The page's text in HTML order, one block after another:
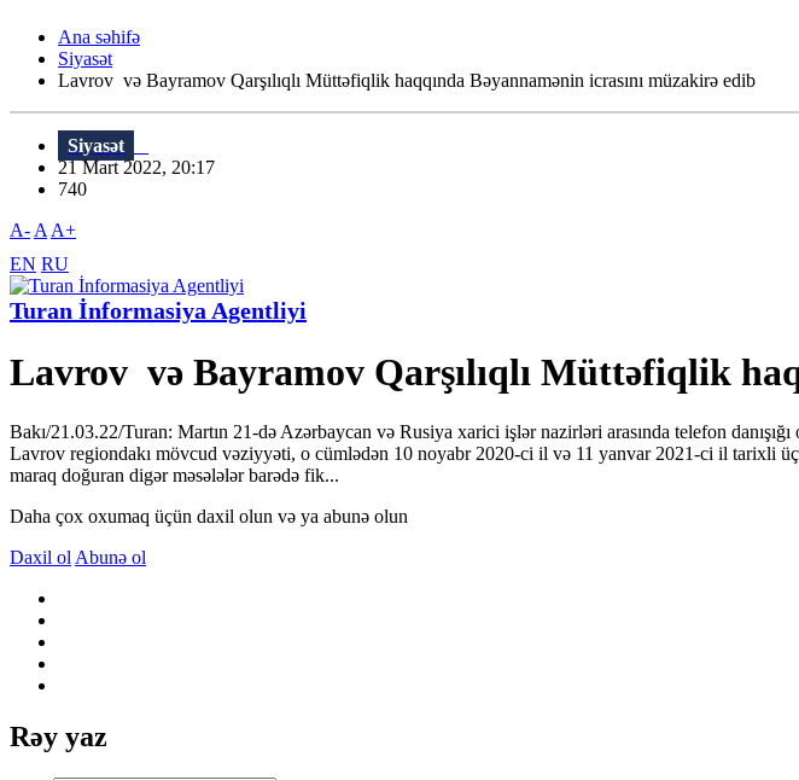
Ana səhifə
Siyasət
Lavrov və Bayramov Qarşılıqlı Müttəfiqlik haqqında Bəyannamənin icrasını müzakirə edib
Siyasət
21 Mart 2022, 20:17
740
A- A A+
EN RU
Turan İnformasiya Agentliyi
Lavrov və Bayramov Qarşılıqlı Müttəfiqlik
Bakı/21.03.22/Turan: Martın 21-də Azərbaycan və Rusiya xarici işlər nazirləri arasında telefon
Lavrov regiondakı mövcud vəziyyəti, o cümlədən 10 noyabr 2020-ci il və 11 yanvar 2021-ci il tarixli
maraq doğuran digər məsələlər barədə fik...
Daha çox oxumaq üçün daxil olun və ya abunə olun
Daxil ol Abunə ol
Rəy yaz